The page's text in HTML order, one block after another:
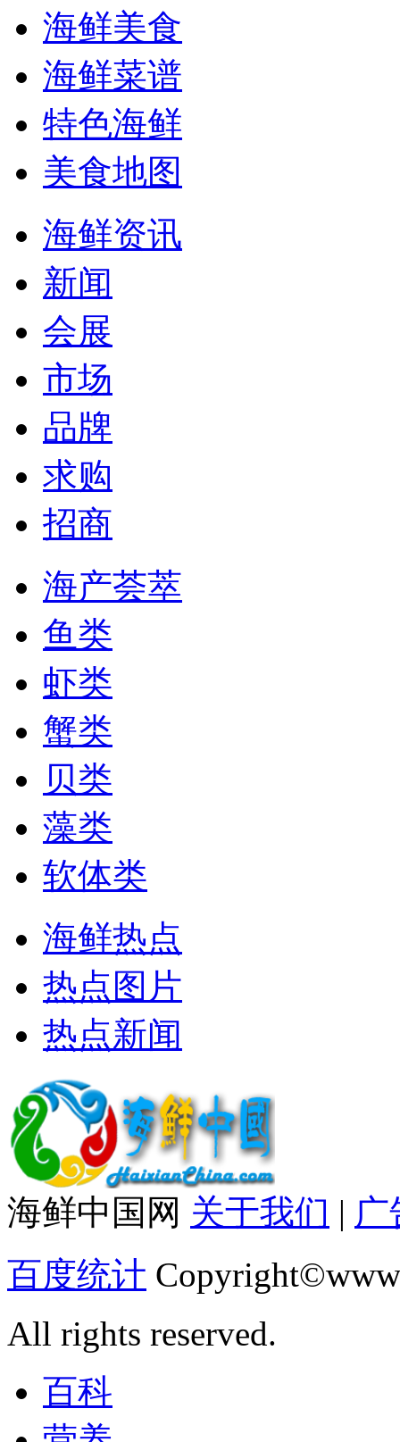
海鲜美食
海鲜菜谱
特色海鲜
美食地图
海鲜资讯
新闻
会展
市场
品牌
求购
招商
海产荟萃
鱼类
虾类
蟹类
贝类
藻类
软体类
海鲜热点
热点图片
热点新闻
海鲜中国网 关于我们 | 广
百度统计
All rights reserved.
百科